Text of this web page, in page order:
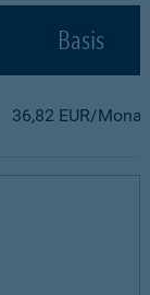
Basis
36,82 EUR/Monat